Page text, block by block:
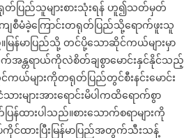
ရုတ်ပြည်သူများစားသုံးရန် ဟူ၍သတ်မှတ်
တကျစီမံခဲ့ကြောင်းတရုတ်ပြည်သို့ရောက်ဖူးသူ
ြန်မာပြည်သို့ တင်ပို့သောဆိုင်ကယ်များမှာ
တရာယ်ကိုလဲစိတ်ချစွာမောင်းနှင်နိုင်သည့်
ကယ်များကိုတရုတ်ပြည်တွင်စီးနင်းမောင်း
များအားရောင်းမိပါကထိရောက်စွာ
န်ထားပါသည်။စားသောက်စရာများကို
ထားပြီးမြန်မာပြည်အတွက်သီးသန့်